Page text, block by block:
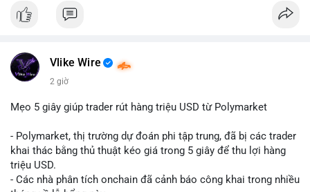
Vlike Wire
2 giờ
Mẹo 5 giây giúp trader rút hàng triệu USD từ Polymarket
- Polymarket, thị trường dự đoán phi tập trung, đã bị các trader
khai thác bằng thủ thuật kéo giá trong 5 giây để thu lợi hàng
triệu USD.
- Các nhà phân tích onchain đã cảnh báo công khai trong nhiều